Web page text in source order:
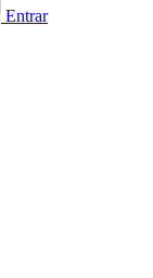
Entrar